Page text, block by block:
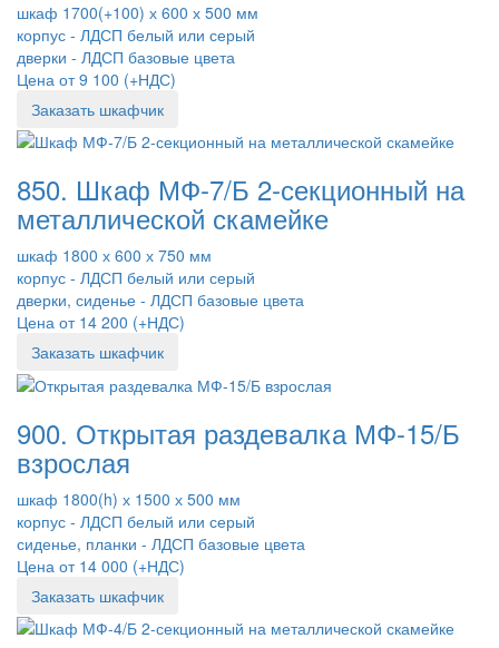
шкаф 1700(+100) х 600 х 500 мм
корпус - ЛДСП белый или серый
дверки - ЛДСП базовые цвета
Цена от 9 100 (+НДС)
Заказать шкафчик
850. Шкаф МФ-7/Б 2-секционный на
металлической скамейке
шкаф 1800 х 600 х 750 мм
корпус - ЛДСП белый или серый
дверки, сиденье - ЛДСП базовые цвета
Цена от 14 200 (+НДС)
Заказать шкафчик
900. Открытая раздевалка МФ-15/Б
взрослая
шкаф 1800(h) х 1500 х 500 мм
корпус - ЛДСП белый или серый
сиденье, планки - ЛДСП базовые цвета
Цена от 14 000 (+НДС)
Заказать шкафчик